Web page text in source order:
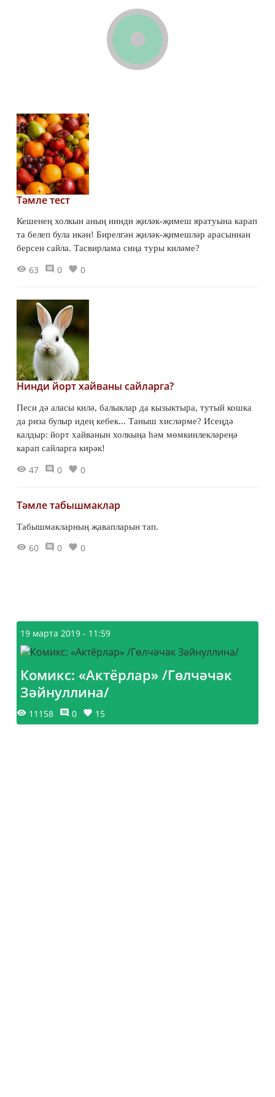
Тәмле тест
Кешенең холкын аның нинди җиләк-җимеш яратуына карап
та белеп була икән! Бирелгән җиләк-җимешләр арасыннан
берсен сайла. Тасвирлама сиңа туры киләме?
63 0 0
Нинди йорт хайваны сайларга?
Песи дә аласы килә, балыклар да кызыктыра, тутый кошка
да риза булыр идең кебек... Таныш хисләрме? Исеңдә
калдыр: йорт хайванын холкыңа һәм мөмкинлекләреңә
карап сайларга кирәк!
47 0 0
Тәмле табышмаклар
Табышмакларның җавапларын тап.
60 0 0
19 марта 2019 - 11:59
Комикс: «Актёрлар» /Гөлчәчәк
Зәйнуллина/
11158 0 15